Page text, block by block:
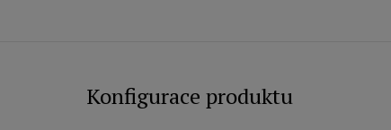
Konfigurace produktu